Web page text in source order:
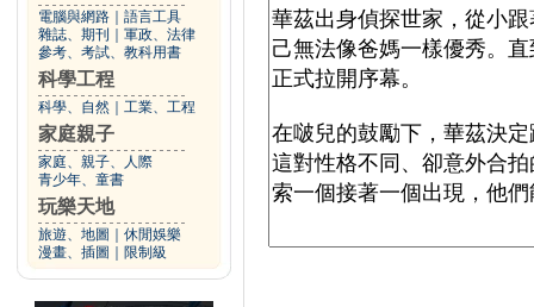
電腦與網路
語言工具
雜誌、期刊
軍政、法律
參考、考試、教科用書
科學工程
科學、自然 工業、工程
家庭親子
家庭、親子、人際
青少年、童書
玩樂天地
旅遊、地圖
休閒娛樂
漫畫、插圖
限制級